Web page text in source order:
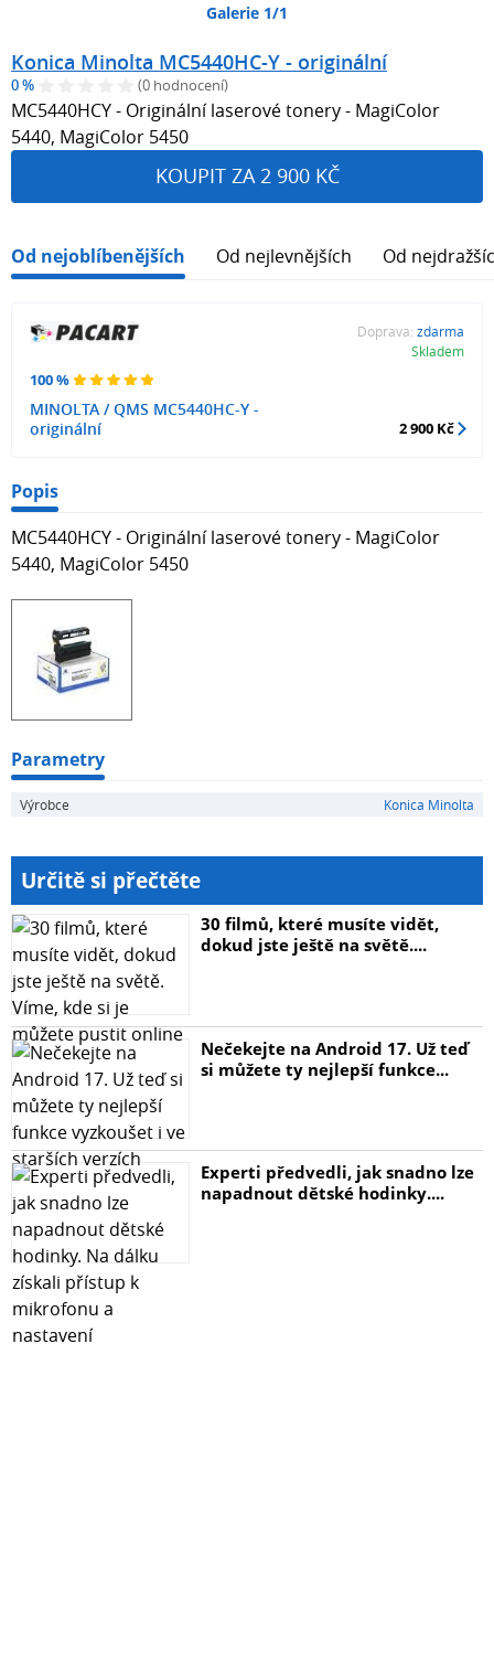
Galerie 1/1
Konica Minolta MC5440HC-Y - originální
0 % (0 hodnocení)
MC5440HCY - Originální laserové tonery - MagiColor
5440, MagiColor 5450
KOUPIT ZA 2 900 KČ
Od nejoblíbenějších Od nejlevnějších Od
100 %
MINOLTA / QMS MC5440HC-Y -
originální
Doprava: zdarma
Skladem
2 900 Kč
Popis
MC5440HCY - Originální laserové tonery - MagiColor
5440, MagiColor 5450
Parametry
Výrobce Konica Minolta
Určitě si přečtěte
30 filmů, které musíte vidět,
dokud jste ještě na světě....
Nečekejte na Android 17. Už teď
si můžete ty nejlepší funkce...
Experti předvedli, jak snadno lze
napadnout dětské hodinky....